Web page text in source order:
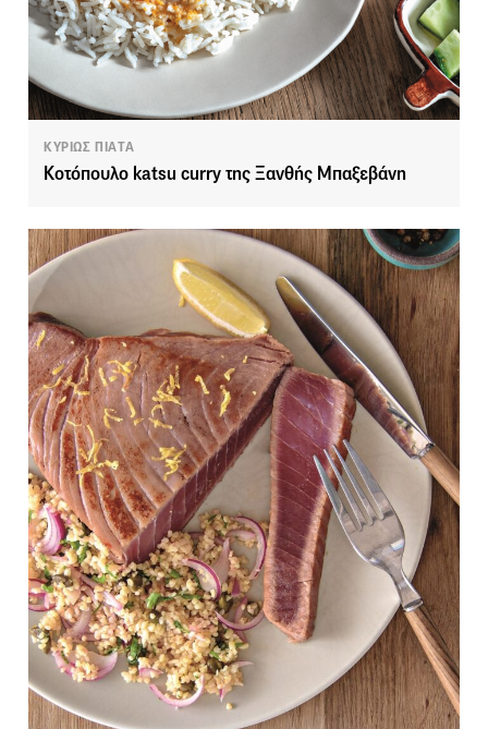
ΚΥΡΙΩΣ ΠΙΑΤΑ
Κοτόπουλο katsu curry της Ξανθής Μπαξεβάνη